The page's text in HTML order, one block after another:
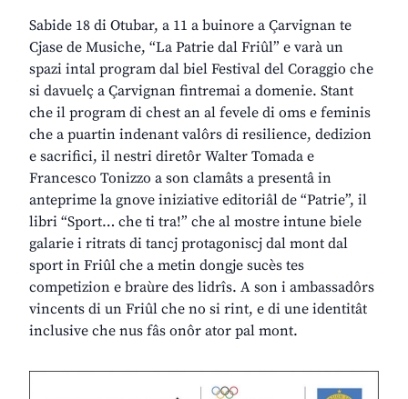
Sabide 18 di Otubar, a 11 a buinore a Çarvignan te
Cjase de Musiche, “La Patrie dal Friûl” e varà un
spazi intal program dal biel Festival del Coraggio che
si davuelç a Çarvignan fintremai a domenie. Stant
che il program di chest an al fevele di oms e feminis
che a puartin indenant valôrs di resilience, dedizion
e sacrifici, il nestri diretôr Walter Tomada e
Francesco Tonizzo a son clamâts a presentâ in
anteprime la gnove iniziative editoriâl de “Patrie”, il
libri “Sport… che ti tra!” che al mostre intune biele
galarie i ritrats di tancj protagoniscj dal mont dal
sport in Friûl che a metin dongje sucès tes
competizion e braùre des lidrîs. A son i ambassadôrs
vincents di un Friûl che no si rint, e di une identitât
inclusive che nus fâs onôr ator pal mont.